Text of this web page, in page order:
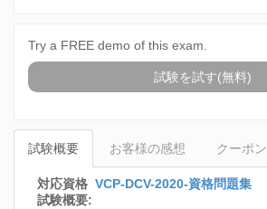
Try a FREE demo of this exam.
試験を試す(無料)
試験概要 お客様の感想 クーポン
対応資格 VCP-DCV-2020-資格問題集
試験概要: